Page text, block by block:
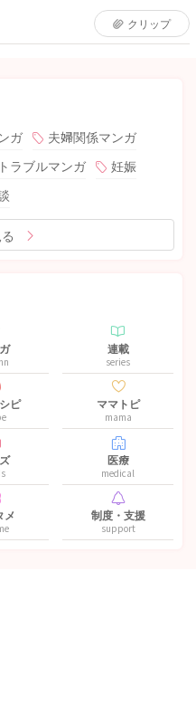
クリップ
ガ
夫婦関係マンガ
ラブルマンガ
妊娠
連載
series
ピ ママトピ
mama
医療
medical
メ 制度・支援
support